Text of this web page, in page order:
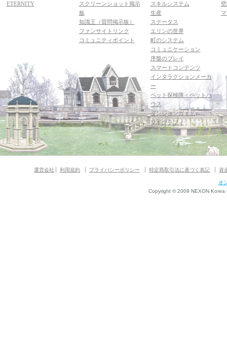
ETERNITY
スクリーンショット掲示
板
知識王（質問掲示板）
ファンサイトリンク
コミュニティポイント
スキルシステム
生産
ステータス
エリンの世界
町のシステム
コミュニケーション
序盤のプレイ
スマートコンテンツ
インタラクションメーカ
ー
ペット探検隊・ペットハ
ウス
ダンジョンガイド
マギグラフィ
運営会社 利用規約 プライバシーポリシー 特定商取引法に基づく表記 資
オ
Copyright © 2009 NEXON Korea